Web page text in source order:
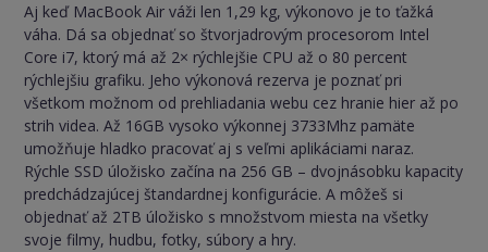
Aj keď MacBook Air váži len 1,29 kg, výkonovo je to ťažká
váha. Dá sa objednať so štvorjadrovým procesorom Intel
Core i7, ktorý má až 2× rýchlejšie CPU až o 80 percent
rýchlejšiu grafiku. Jeho výkonová rezerva je poznať pri
všetkom možnom od prehliadania webu cez hranie hier až po
strih videa. Až 16GB vysoko výkonnej 3733Mhz pamäte
umožňuje hladko pracovať aj s veľmi aplikáciami naraz.
Rýchle SSD úložisko začína na 256 GB – dvojnásobku kapacity
predchádzajúcej štandardnej konfigurácie. A môžeš si
objednať až 2TB úložisko s množstvom miesta na všetky
svoje filmy, hudbu, fotky, súbory a hry.